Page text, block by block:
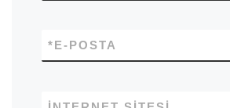
E-POSTA
*